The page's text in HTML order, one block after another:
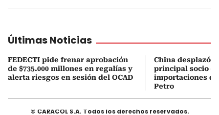
Últimas Noticias
FEDECTI pide frenar aprobación
de $735.000 millones en regalías y
alerta riesgos en sesión del OCAD
China desplazó a
principal socio
importaciones
Petro
© CARACOL S.A. Todos los derechos reservados.